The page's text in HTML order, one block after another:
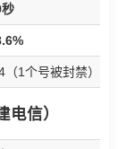
（1个号被封禁）
信）